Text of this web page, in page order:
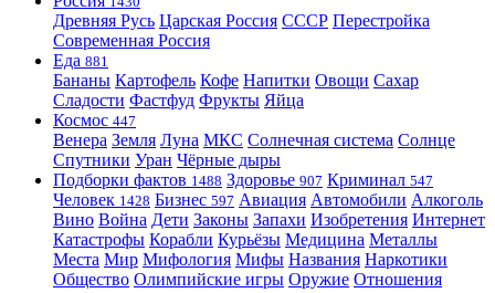
Древняя Русь Царская Россия СССР Перестройка
Современная Россия
Еда 881
Бананы Картофель Кофе Напитки Овощи Сахар
Сладости Фастфуд Фрукты Яйца
Космос 447
Венера Земля Луна МКС Солнечная система Солнце
Спутники Уран Чёрные дыры
Подборки фактов 1488 Здоровье 907 Криминал 547
Человек 1428 Бизнес 597 Авиация Автомобили Алкоголь
Вино Война Дети Законы Запахи Изобретения Интернет
Катастрофы Корабли Курьёзы Медицина Металлы
Места Мир Мифология Мифы Названия Наркотики
Общество Олимпийские игры Оружие Отношения